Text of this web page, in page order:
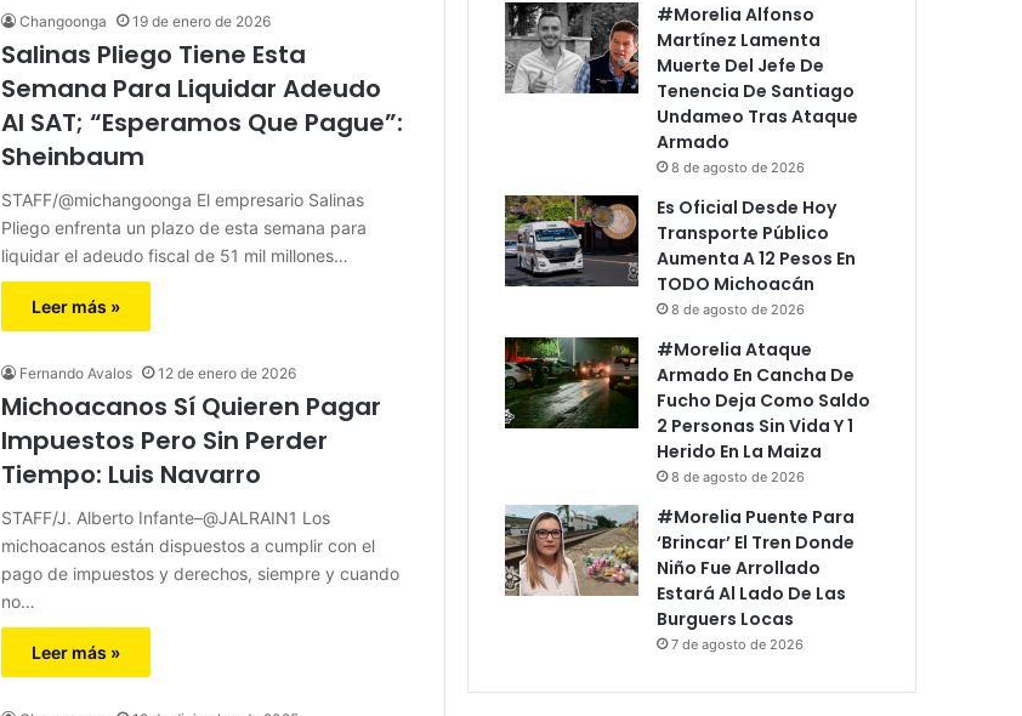
Changoonga 19 de enero de 2026
Salinas Pliego Tiene Esta
Semana Para Liquidar Adeudo
Al SAT; “Esperamos Que Pague”:
Sheinbaum
STAFF/@michangoonga El empresario Salinas
Pliego enfrenta un plazo de esta semana para
liquidar el adeudo fiscal de 51 mil millones…
Leer más »
Fernando Avalos 12 de enero de 2026
Michoacanos Sí Quieren Pagar
Impuestos Pero Sin Perder
Tiempo: Luis Navarro
STAFF/J. Alberto Infante–@JALRAIN1 Los
michoacanos están dispuestos a cumplir con el
pago de impuestos y derechos, siempre y cuando
no…
Leer más »
#Morelia Alfonso
Martínez Lamenta
Muerte Del Jefe De
Tenencia De Santiago
Undameo Tras Ataque
Armado
8 de agosto de 2026
Es Oficial Desde Hoy
Transporte Público
Aumenta A 12 Pesos En
TODO Michoacán
8 de agosto de 2026
#Morelia Ataque
Armado En Cancha De
Fucho Deja Como Saldo
2 Personas Sin Vida Y 1
Herido En La Maiza
8 de agosto de 2026
#Morelia Puente Para
‘Brincar’ El Tren Donde
Niño Fue Arrollado
Estará Al Lado De Las
Burguers Locas
7 de agosto de 2026